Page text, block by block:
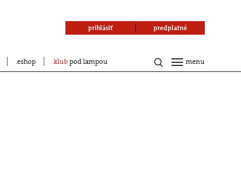
eshop klubpod lampou
prihlásiť predplatné
menu